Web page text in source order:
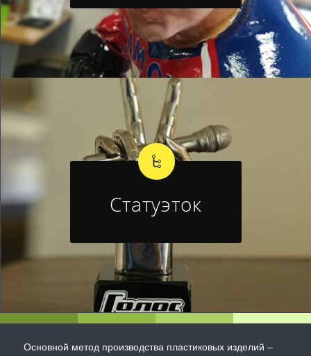
Статуэток
Основной метод производства пластиковых изделий –